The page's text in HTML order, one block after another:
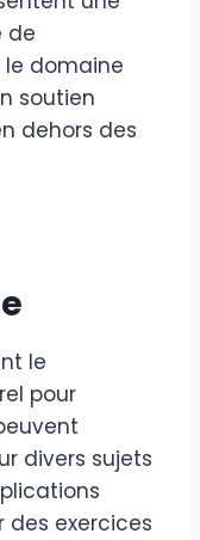
de
le domaine
soutien
dehors des
le
pour
divers sujets
exercices